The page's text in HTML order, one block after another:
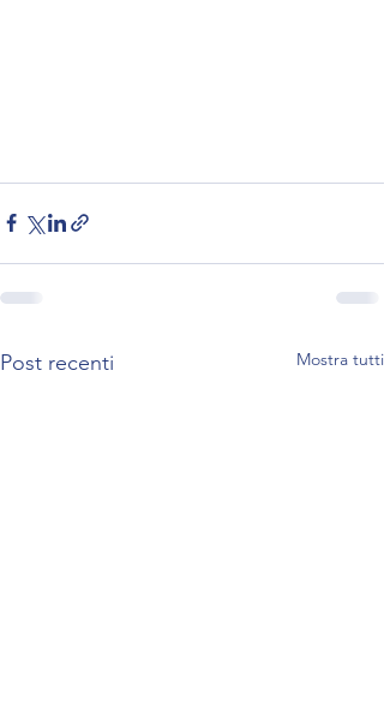
Post recenti Mostra tutti